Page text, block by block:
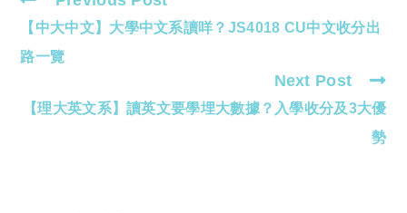
more
articles
【中大中文】大學中文系讀咩？JS4018 CU中文收分出
路一覽
Next Post
【理大英文系】讀英文要學埋大數據？入學收分及3大優
勢